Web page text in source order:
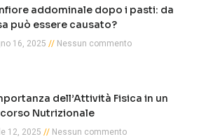
addominale dopo i pasti: da
può essere causato?
16, 2025
Nessun commento
dell’Attività Fisica in un
Nutrizionale
12, 2025
Nessun commento